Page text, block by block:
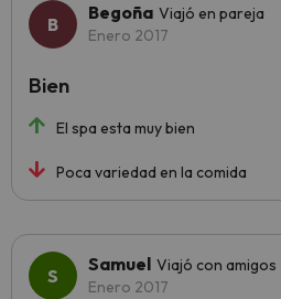
Begoña Viajó en pareja
Enero 2017
El spa esta muy bien
Poca variedad en la comida
Bien
Samuel Viajó con amigos
Enero 2017